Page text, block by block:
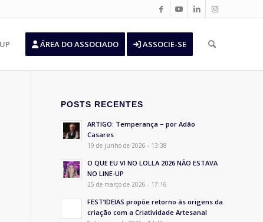
ÁREA DO ASSOCIADO ASSOCIE-SE
POSTS RECENTES
ARTIGO: Temperança – por Adão
Casares
19 de junho de 2026 - 13:38
O QUE EU VI NO LOLLA 2026 NÃO ESTAVA
NO LINE-UP
25 de março de 2026 - 17:16
FEST’IDEIAS propõe retorno às origens da
criação com a Criatividade Artesanal